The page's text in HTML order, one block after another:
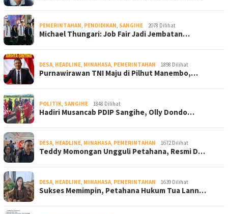
PEMERINTAHAN PENDIDIKAN SANGIHE 2078 Dilihat
Michael Thungari: Job Fair Jadi Jembatan…
DESA HEADLINE MINAHASA PEMERINTAHAN 1898 Dilihat
Purnawirawan TNI Maju di Pilhut Manembo,…
POLITIK SANGIHE 1848 Dilihat
Hadiri Musancab PDIP Sangihe, Olly Dondo…
DESA HEADLINE MINAHASA PEMERINTAHAN 1672 Dilihat
Teddy Momongan Ungguli Petahana, Resmi D…
DESA HEADLINE MINAHASA PEMERINTAHAN 1639 Dilihat
Sukses Memimpin, Petahana Hukum Tua Lann…